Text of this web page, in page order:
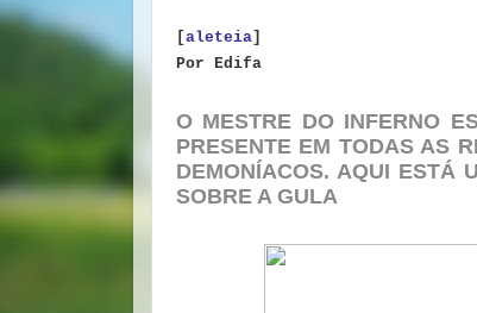
[aleteia]
Por Edifa
O MESTRE DO INFERNO
PRESENTE EM TODAS AS
DEMONÍACOS. AQUI ESTÁ
SOBRE A GULA